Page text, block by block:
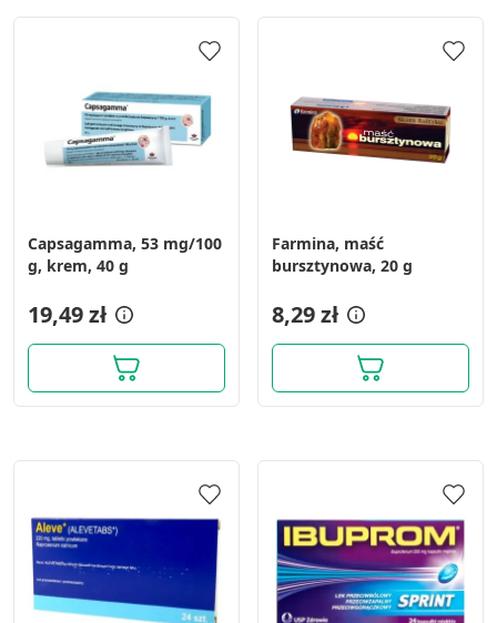
Capsagamma, 53 mg/100
g, krem, 40 g
19,49 zł
Farmina, maść
bursztynowa, 20 g
8,29 zł